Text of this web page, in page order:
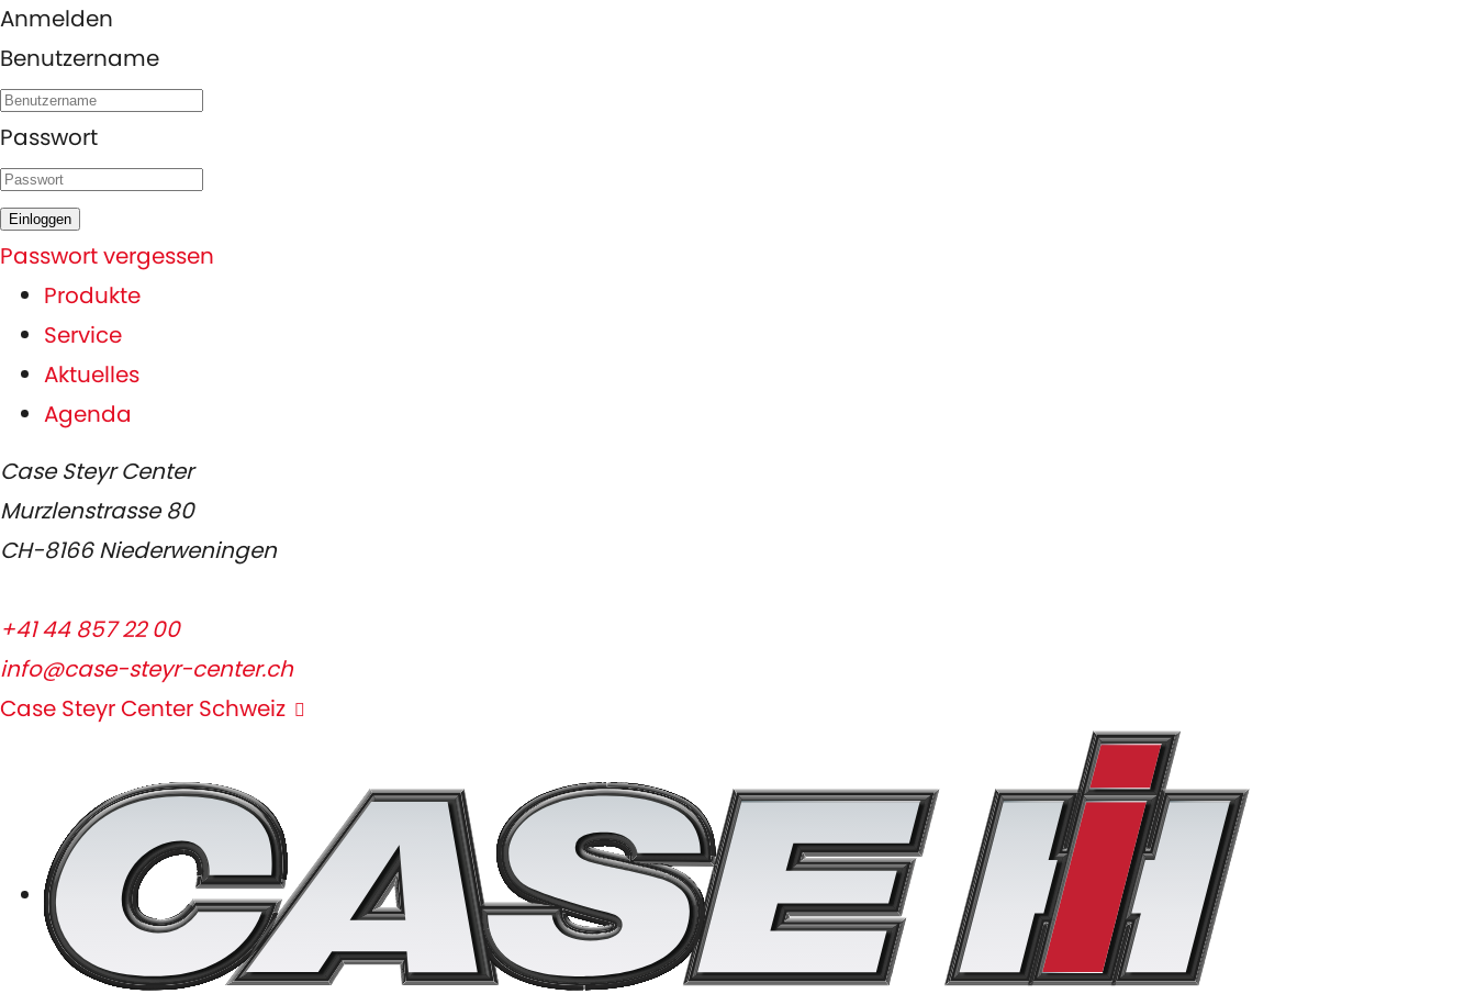
Anmelden
Benutzername
Passwort
Einloggen
Passwort vergessen
Produkte
Service
Aktuelles
Agenda
Case Steyr Center
Murzlenstrasse 80
CH-8166 Niederweningen
+41 44 857 22 00
info@case-steyr-center.ch
Case Steyr Center Schweiz